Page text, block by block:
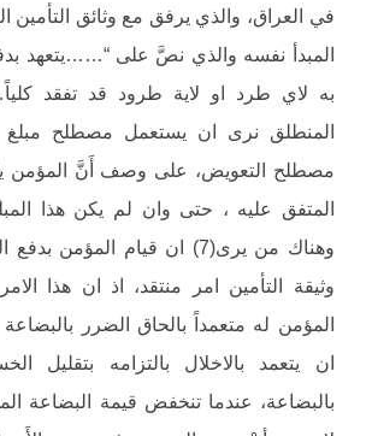
في العراق، والذي يرفق مع وثائق التأمين
المبدأ نفسه والذي نصَّ على “……يتعهد
به لاي طرد او لاية طرود قد تفقد
المنطلق نرى ان يستعمل مصطلح مبلغ
مصطلح التعويض، على وصف أَنَّ المؤمن
المتفق عليه ، حتى وان لم يكن هذا
وهناك من يرى(7) ان قيام المؤمن
وثيقة التأمين امر منتقد، اذ ان هذا
المؤمن له متعمداً بالحاق الضرر
ان يتعمد بالاخلال بالتزامه بتقليل
بالبضاعة، عندما تنخفض قيمة البضاعة